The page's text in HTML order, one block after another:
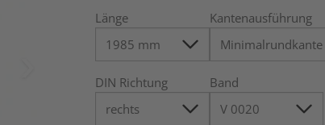
Länge Kantenausführung
DIN Richtung Band